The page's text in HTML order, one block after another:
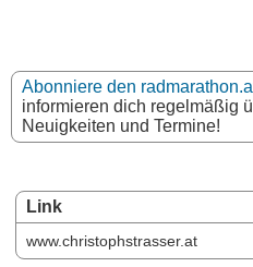
Link
www.christophstrasser.at
Abonniere den
informieren dich regelmäßig
Neuigkeiten und Termine!